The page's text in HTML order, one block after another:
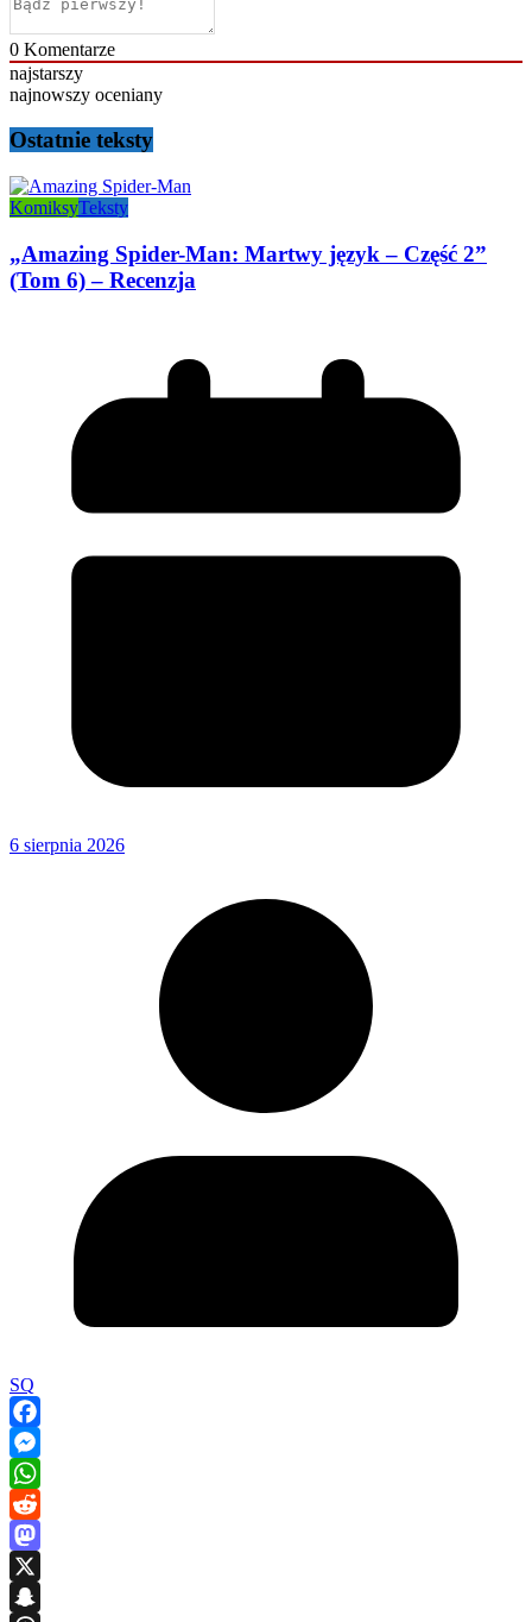
0 Komentarze
najstarszy
najnowszy oceniany
Ostatnie teksty
KomiksyTeksty
„Amazing Spider-Man: Martwy język – Część 2”
(Tom 6) – Recenzja
6 sierpnia 2026
SQ
Facebook
Messenger
WhatsApp
Reddit
Mastodon
X